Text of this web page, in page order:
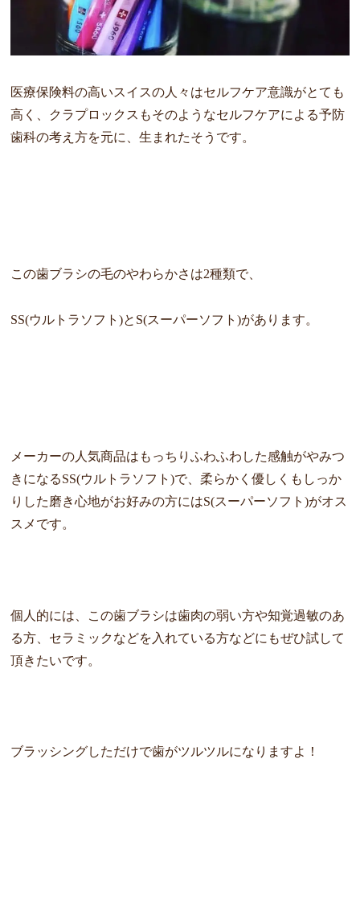
医療保険料の高いスイスの人々はセルフケア意識がとても
高く、 クラプロックスもそのようなセルフケアによる予防
歯科の考え方を元に、生まれたそうです。
この歯ブラシの毛のやわらかさは2種類で、
SS(ウルトラソフト)とS(スーパーソフト)があります。
メーカーの人気商品はもっちりふわふわした感触がやみつ
きになるSS(ウルトラソフト)で、柔らかく優しくもしっか
りした磨き心地がお好みの方にはS(スーパーソフト)がオス
スメです。
個人的には、この歯ブラシは歯肉の弱い方や知覚過敏のあ
る方、 セラミックなどを入れている方などにもぜひ試して
頂きたいです。
ブラッシングしただけで歯がツルツルになりますよ！